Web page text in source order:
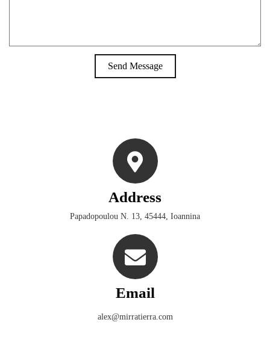
Send Message
Address
Papadopoulou N. 13, 45444, Ioannina
Email
alex@mirratierra.com